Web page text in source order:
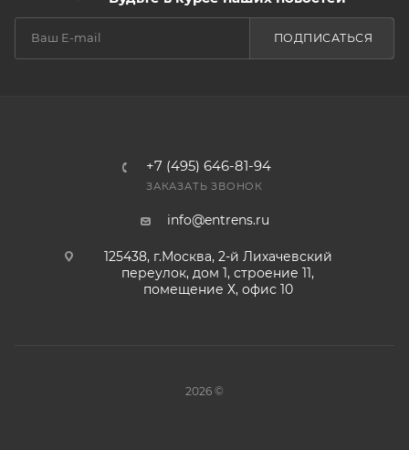
Русский 5.0 mb .PDF 7/29/15
Сертификат: 3051 SMV Свидетельство об утверждении
Русский 2.4 mb .PDF 7/29/15
Сертификат: 3051S Сертификат соответствия TC
ПОДПИСАТЬСЯ
+7 (495) 646-81-94
ЗАКАЗАТЬ ЗВОНОК
info@entrens.ru
125438, г.Москва, 2-й Лихачевский
переулок, дом 1, строение 11,
помещение Х, офис 10
2026 ©